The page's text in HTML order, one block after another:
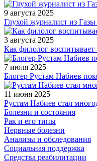
9 августа 2025
Глухой журналист из
3 августа 2025
Как филолог
7 июля 2025
Блогер Рустам Набиев
11 июня 2025
Рустам Набиев стал
Болезни и состояния
Рак и его типы
Нервные болезни
Анализы и обследования
Социальная поддержка
Средства реабилитации